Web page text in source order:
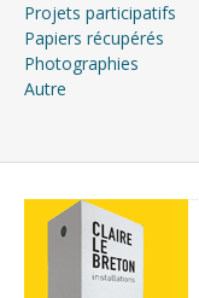
Projets participatifs
Papiers récupérés
Photographies
Autre